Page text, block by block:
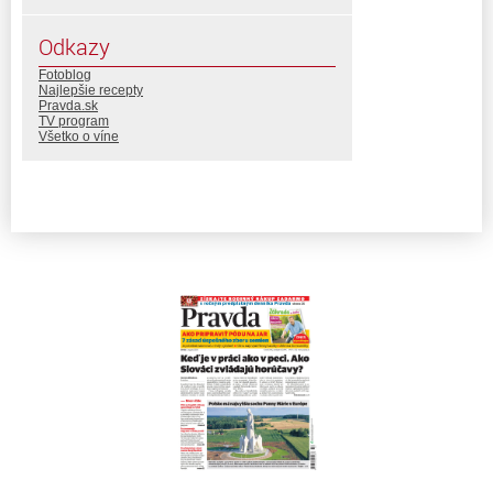
Odkazy
Fotoblog
Najlepšie recepty
Pravda.sk
TV program
Všetko o víne